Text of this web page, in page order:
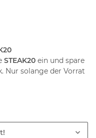
STEAK20 ein und spare
Nur solange der Vorrat